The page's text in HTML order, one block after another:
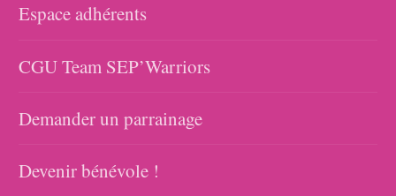
Espace adhérents
CGU Team SEP’Warriors
Demander un parrainage
Devenir bénévole !